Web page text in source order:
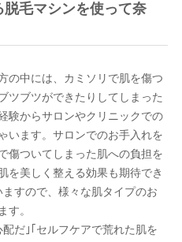
毛マシンを使って奈
の中には、カミソリで肌を傷つ
ツブツができたりしてしまった
験からサロンやクリニックでの
います。サロンでのお手入れを
傷ついてしまった肌への負担を
を美しく整える効果も期待でき
すので、様々な肌タイプのお
す。
だ｣｢セルフケアで荒れた肌を